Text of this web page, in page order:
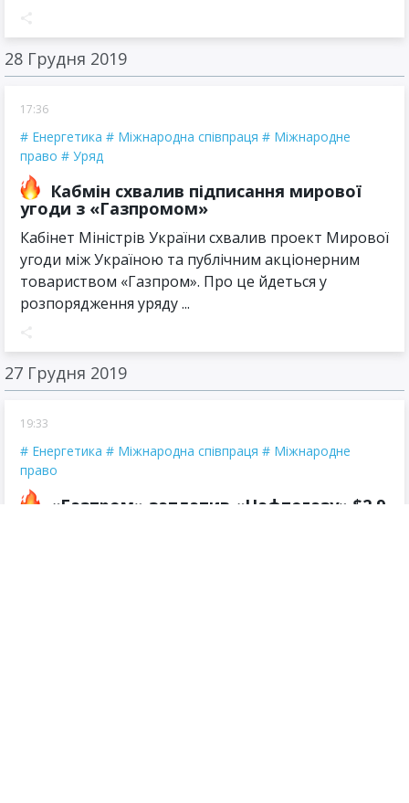
28 Грудня 2019
17:36
Енергетика Міжнародна співпраця
Міжнародне
право
Уряд
Кабмін схвалив підписання мирової
угоди з «Газпромом»
Кабінет Міністрів України схвалив проект Мирової
угоди між Україною та публічним акціонерним
товариством «Газпром». Про це йдеться у
розпорядження уряду ...
27 Грудня 2019
19:33
Енергетика Міжнародна співпраця
Міжнародне
право
«Газпром» заплатив «Нафтогазу» $2,9